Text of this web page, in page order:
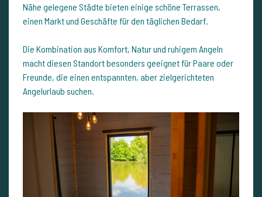
Nähe gelegene Städte bieten einige schöne Terrassen,
einen Markt und Geschäfte für den täglichen Bedarf.
Die Kombination aus Komfort, Natur und ruhigem Angeln
macht diesen Standort besonders geeignet für Paare oder
Freunde, die einen entspannten, aber zielgerichteten
Angelurlaub suchen.